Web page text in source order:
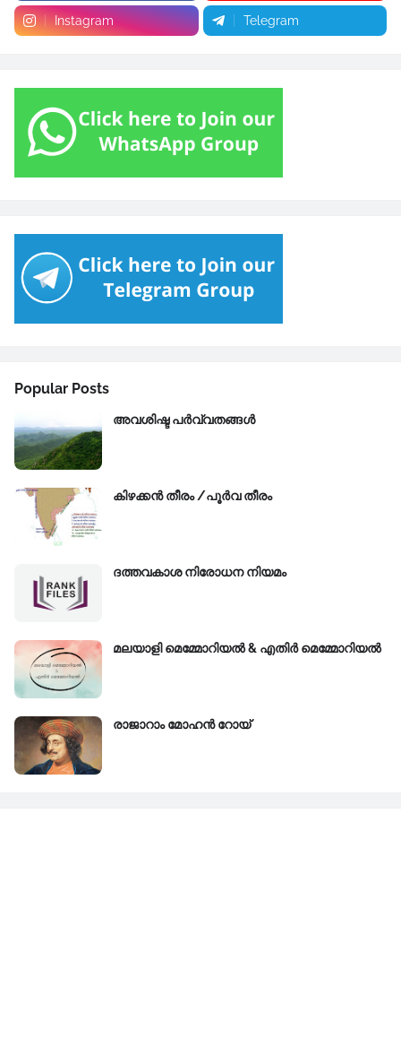
Instagram Telegram
Popular Posts
അവശിഷ്ട പർവ്വതങ്ങൾ
കിഴക്കന്‍ തീരം /പൂർവ തീരം
ദത്തവകാശ നിരോധന നിയമം
മലയാളി മെമ്മോറിയൽ & എതിർ മെമ്മോറിയൽ
രാജാറാം മോഹൻ റോയ്‌